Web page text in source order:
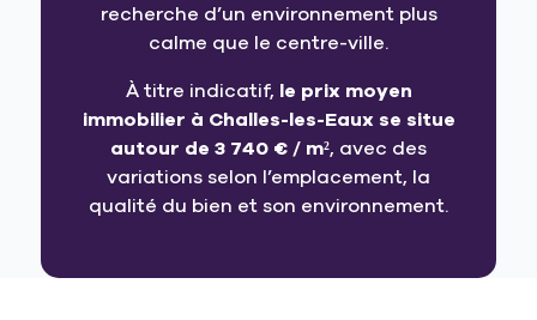
recherche d’un environnement plus
calme que le centre-ville.
À titre indicatif, le prix moyen
immobilier à Challes-les-Eaux se situe
autour de 3 740 € / m², avec des
variations selon l’emplacement, la
qualité du bien et son environnement.